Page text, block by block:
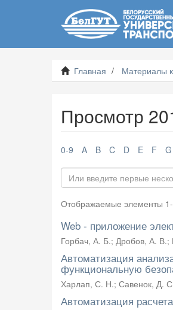
Главная Материалы
Просмотр
0-9 A B C D E F G
Отображаемые элементы
Web - приложение
Горбач, А. Б.; Дробов, А. В.;
Автоматизация
функциональную
Харлап, С. Н.; Савенок, Д.
Автоматизация